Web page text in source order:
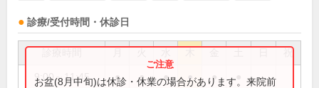
診療/受付時間・休診日
祝
9:00～11:45 ● ● ● ● ●
お盆(8月中旬)は休診・休業の場合があります。来院前